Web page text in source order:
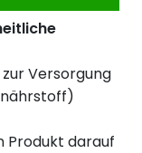
Versorgung
Produkt darauf